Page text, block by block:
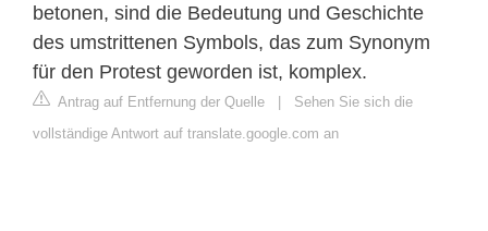
betonen, sind die Bedeutung und Geschichte
des umstrittenen Symbols, das zum Synonym
für den Protest geworden ist, komplex.
Antrag auf Entfernung der Quelle | Sehen Sie sich die
vollständige Antwort auf translate.google.com an